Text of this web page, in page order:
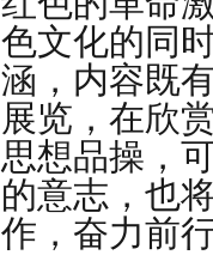
色文化的同
涵，内容既
展览，在欣
思想品操，
的意志，也
作，奋力前